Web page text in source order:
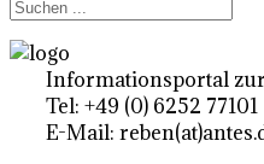
Informationsportal
Tel: +49 (0) 6252 77101
E-Mail: